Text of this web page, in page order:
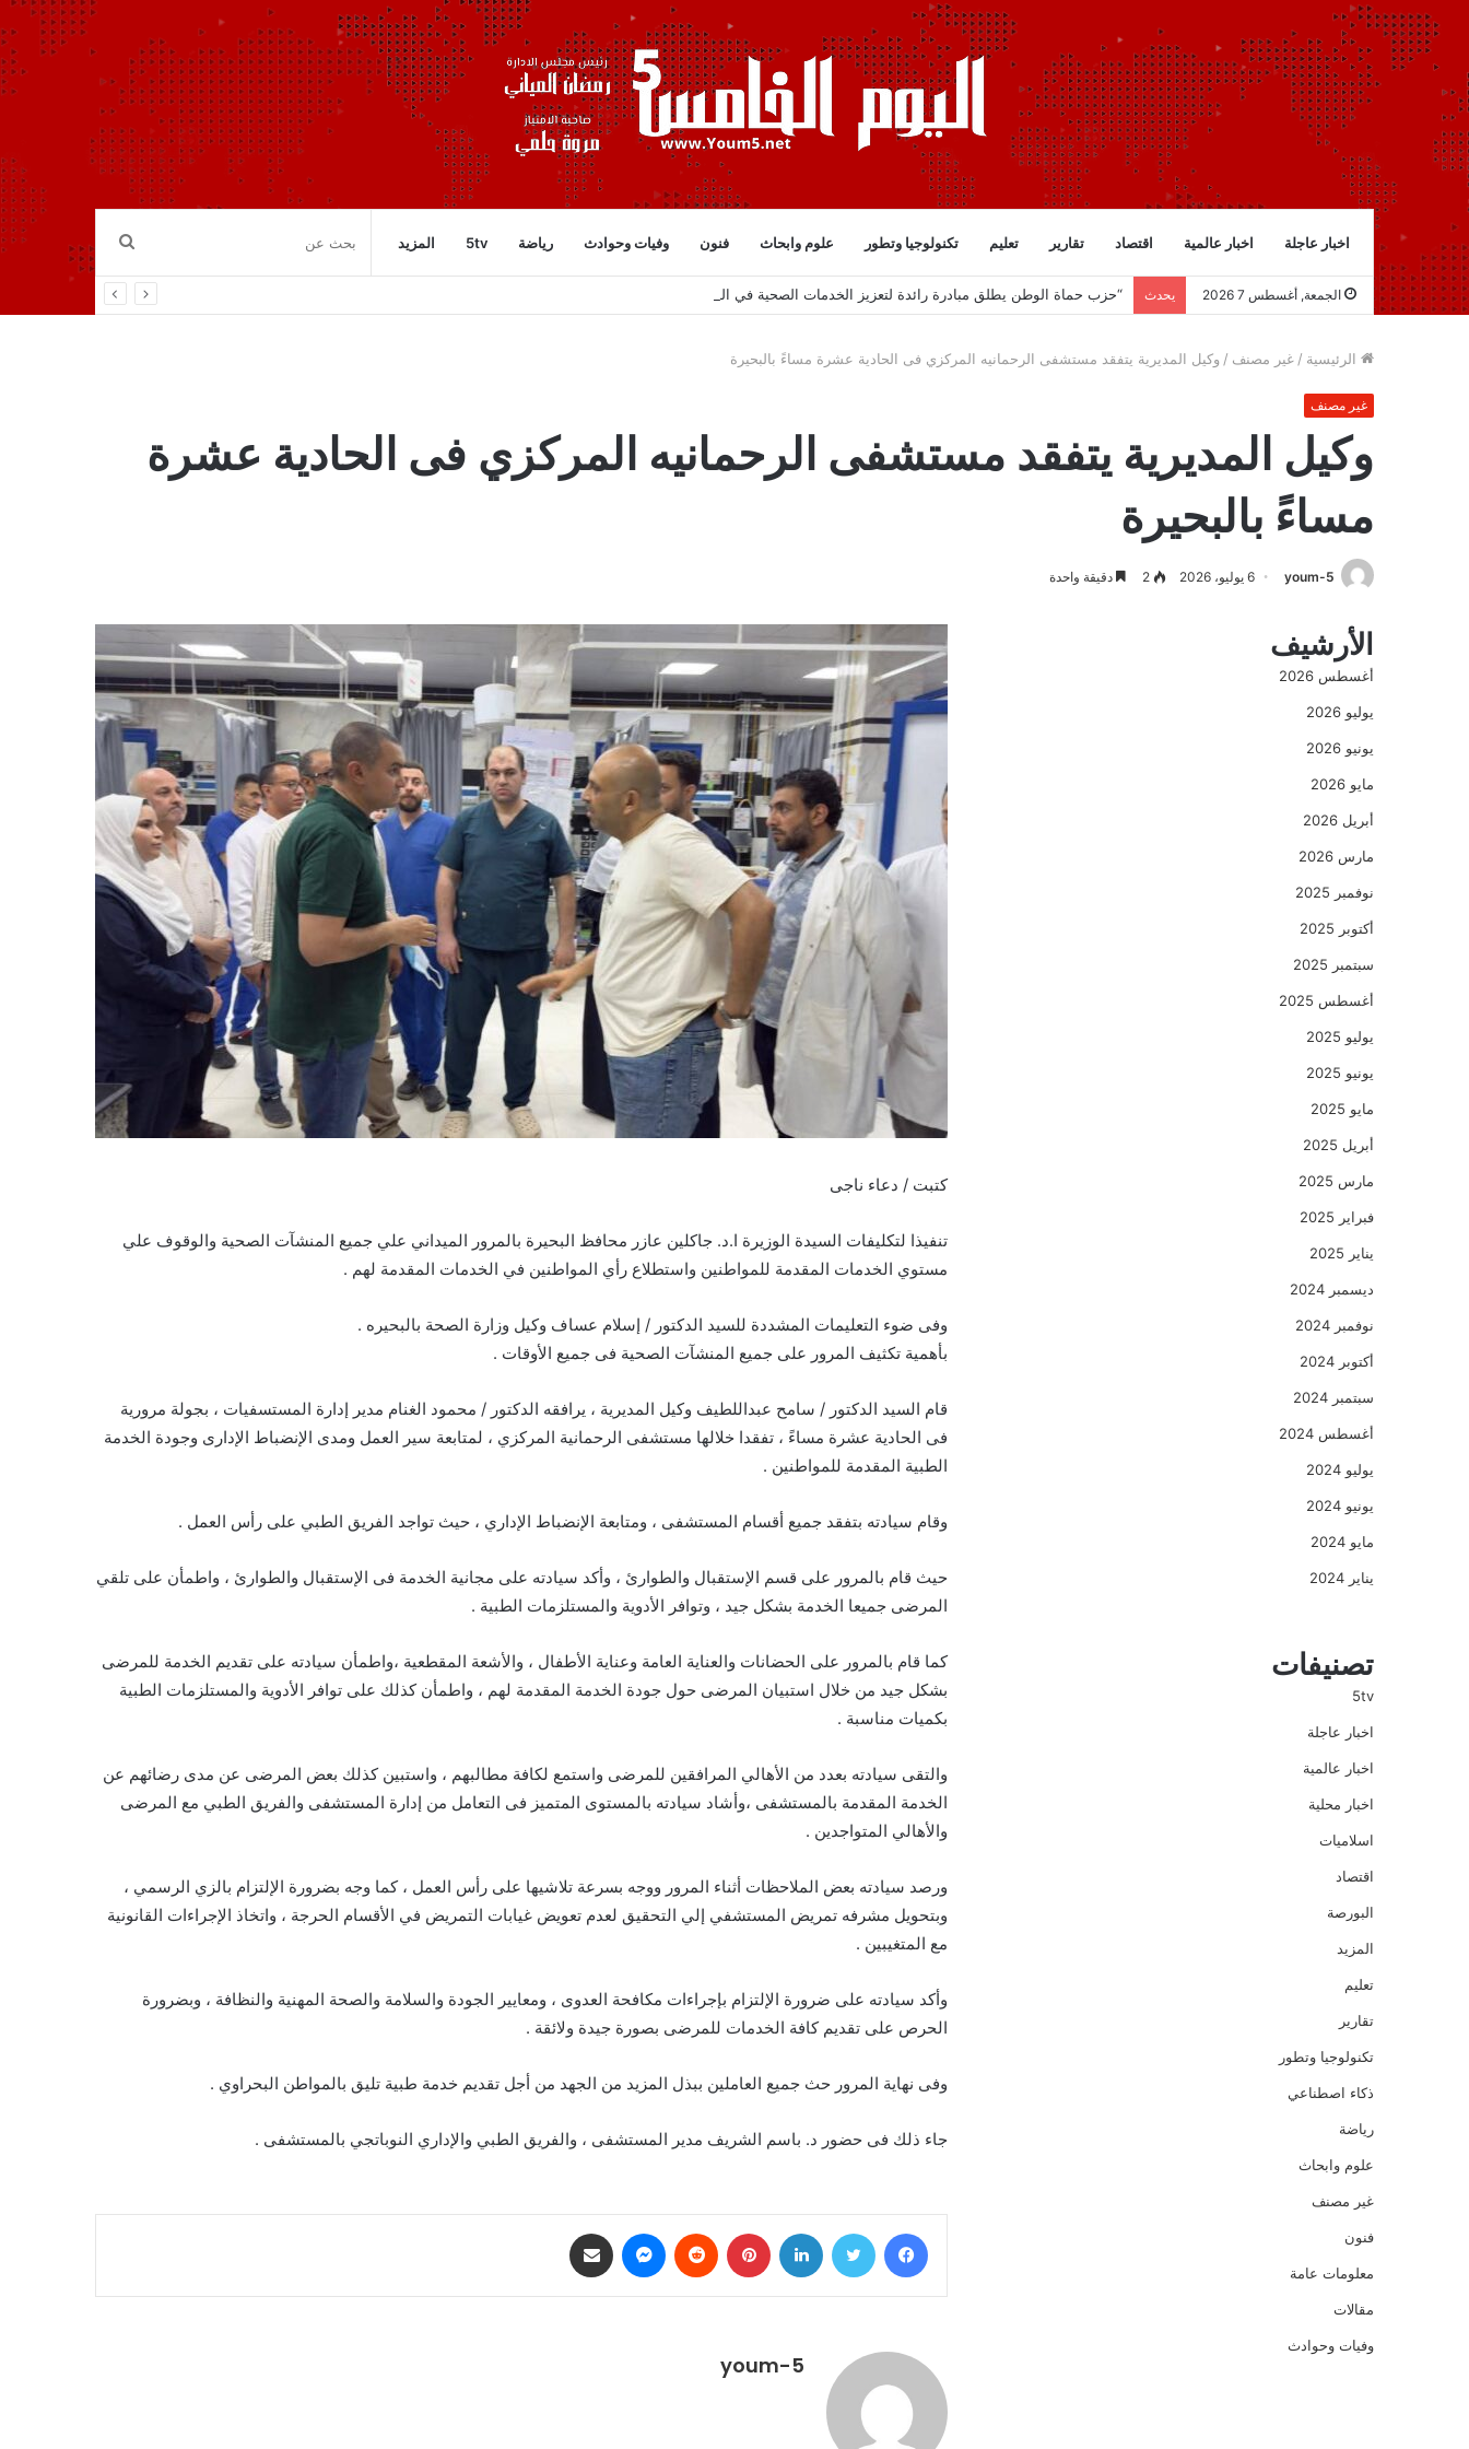
اخبار عاجلة اخبار عالمية اقتصاد تقارير تعليم تكنولوجيا وتطور علوم وابحاث فنون وفيات وحوادث رياضة 5tv المزيد بحث
عن
الجمعة, أغسطس 7 2026 يحدث “حزب حماة الوطن يطلق مبادرة رائدة لتعزيز الخدمات الصحية في البحيرة تحت قيادة هامة
الرئيسية / غير مصنف / وكيل المديرية يتفقد مستشفى الرحمانيه المركزي فى الحادية عشرة مساءً بالبحيرة
غير مصنف
وكيل المديرية يتفقد مستشفى الرحمانيه المركزي فى الحادية عشرة
مساءً بالبحيرة
youm-5 6 يوليو، 2026 2 دقيقة واحدة
كتبت / دعاء ناجى
تنفيذا لتكليفات السيدة الوزيرة ا.د. جاكلين عازر محافظ البحيرة بالمرور الميداني علي جميع المنشآت الصحية والوقوف علي
مستوي الخدمات المقدمة للمواطنين واستطلاع رأي المواطنين في الخدمات المقدمة لهم .
وفى ضوء التعليمات المشددة للسيد الدكتور / إسلام عساف وكيل وزارة الصحة بالبحيره .
بأهمية تكثيف المرور على جميع المنشآت الصحية فى جميع الأوقات .
قام السيد الدكتور / سامح عبداللطيف وكيل المديرية ، يرافقه الدكتور / محمود الغنام مدير إدارة المستسفيات ، بجولة مرورية
فى الحادية عشرة مساءً ، تفقدا خلالها مستشفى الرحمانية المركزي ، لمتابعة سير العمل ومدى الإنضباط الإدارى وجودة الخدمة
الطبية المقدمة للمواطنين .
وقام سيادته بتفقد جميع أقسام المستشفى ، ومتابعة الإنضباط الإداري ، حيث تواجد الفريق الطبي على رأس العمل .
حيث قام بالمرور على قسم الإستقبال والطوارئ ، وأكد سيادته على مجانية الخدمة فى الإستقبال والطوارئ ، واطمأن على تلقي
المرضى جميعا الخدمة بشكل جيد ، وتوافر الأدوية والمستلزمات الطبية .
كما قام بالمرور على الحضانات والعناية العامة وعناية الأطفال ، والأشعة المقطعية ،واطمأن سيادته على تقديم الخدمة للمرضى
بشكل جيد من خلال استبيان المرضى حول جودة الخدمة المقدمة لهم ، واطمأن كذلك على توافر الأدوية والمستلزمات الطبية
بكميات مناسبة .
والتقى سيادته بعدد من الأهالي المرافقين للمرضى واستمع لكافة مطالبهم ، واستبين كذلك بعض المرضى عن مدى رضائهم عن
الخدمة المقدمة بالمستشفى ،وأشاد سيادته بالمستوى المتميز فى التعامل من إدارة المستشفى والفريق الطبي مع المرضى
والأهالي المتواجدين .
ورصد سيادته بعض الملاحظات أثناء المرور ووجه بسرعة تلاشيها على رأس العمل ، كما وجه بضرورة الإلتزام بالزي الرسمي ،
وبتحويل مشرفه تمريض المستشفي إلي التحقيق لعدم تعويض غيابات التمريض في الأقسام الحرجة ، واتخاذ الإجراءات القانونية
مع المتغيبين .
وأكد سيادته على ضرورة الإلتزام بإجراءات مكافحة العدوى ، ومعايير الجودة والسلامة والصحة المهنية والنظافة ، وبضرورة
الحرص على تقديم كافة الخدمات للمرضى بصورة جيدة ولائقة .
وفى نهاية المرور حث جميع العاملين ببذل المزيد من الجهد من أجل تقديم خدمة طبية تليق بالمواطن البحراوي .
جاء ذلك فى حضور د. باسم الشريف مدير المستشفى ، والفريق الطبي والإداري النوباتجي بالمستشفى .
فيسبوك تويتر لينكدإن بينتيريست ماسنجر
youm-5
الأرشيف
أغسطس 2026
يوليو 2026
يونيو 2026
مايو 2026
أبريل 2026
مارس 2026
نوفمبر 2025
أكتوبر 2025
سبتمبر 2025
أغسطس 2025
يوليو 2025
يونيو 2025
مايو 2025
أبريل 2025
مارس 2025
فبراير 2025
يناير 2025
ديسمبر 2024
نوفمبر 2024
أكتوبر 2024
سبتمبر 2024
أغسطس 2024
يوليو 2024
يونيو 2024
مايو 2024
يناير 2024
تصنيفات
5tv
اخبار عاجلة
اخبار عالمية
اخبار محلية
اسلاميات
اقتصاد
البورصة
المزيد
تعليم
تقارير
تكنولوجيا وتطور
ذكاء اصطناعي
رياضة
علوم وابحاث
غير مصنف
فنون
معلومات عامة
مقالات
وفيات وحوادث